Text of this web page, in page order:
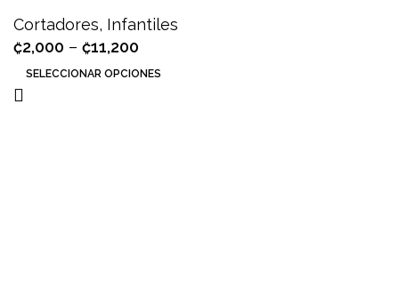
Cortadores, Infantiles
₡2,000 – ₡11,200
SELECCIONAR OPCIONES